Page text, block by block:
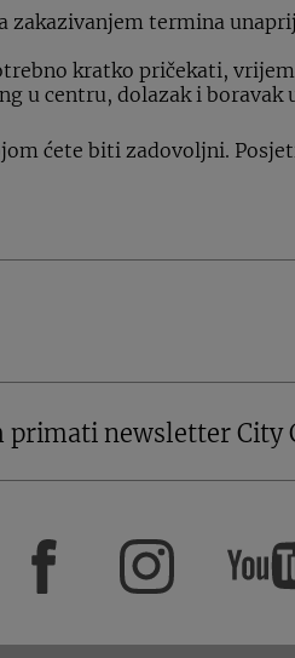
zakazivanjem termina
kratko pričekati,
u centru, dolazak i
ćete biti zadovoljni.
primati newsletter City